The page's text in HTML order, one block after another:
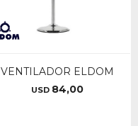
VENTILADOR ELDOM
USD 84,00